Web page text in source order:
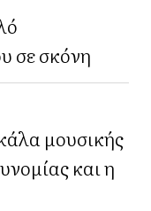
σε σκόνη
μουσικής
και η